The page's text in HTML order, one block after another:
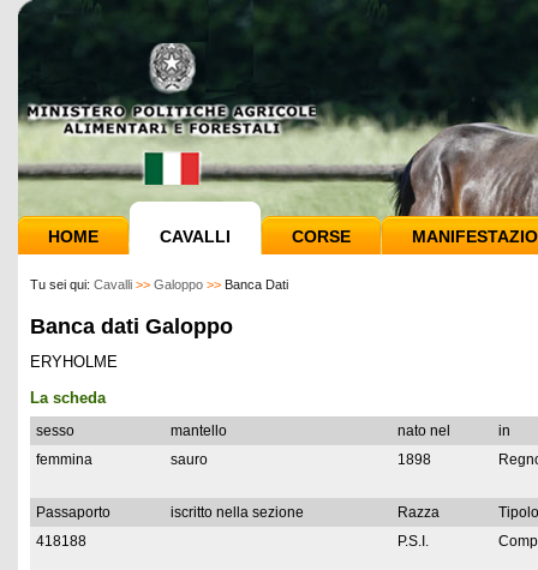
HOME CAVALLI CORSE
Tu sei qui: Cavalli >> Galoppo >> Banca Dati
Banca dati Galoppo
ERYHOLME
La scheda
sesso mantello nato nel
in
femmina
sauro 1898
Passaporto iscritto nella sezione Razza
418188
P.S.I.